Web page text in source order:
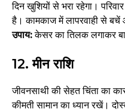
दिन खुशियों से भरा रहेगा।
है। कामकाज में लापरवाही से
उपाय:केसर का तिलक लगाकर
12. मीन राशि
जीवनसाथी की सेहत चिंता का
कीमती सामान का ध्यान रखें।